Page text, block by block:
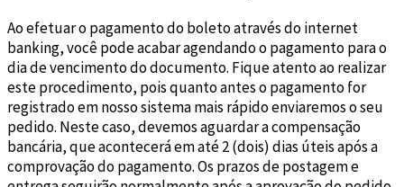
Ao efetuar o pagamento do boleto através do internet
banking, você pode acabar agendando o pagamento para o
dia de vencimento do documento. Fique atento ao realizar
este procedimento, pois quanto antes o pagamento for
registrado em nosso sistema mais rápido enviaremos o seu
pedido. Neste caso, devemos aguardar a compensação
bancária, que acontecerá em até 2 (dois) dias úteis após a
comprovação do pagamento. Os prazos de postagem e